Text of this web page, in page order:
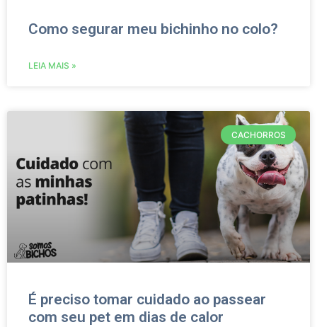
Como segurar meu bichinho no colo?
LEIA MAIS »
CACHORROS
É preciso tomar cuidado ao passear
com seu pet em dias de calor